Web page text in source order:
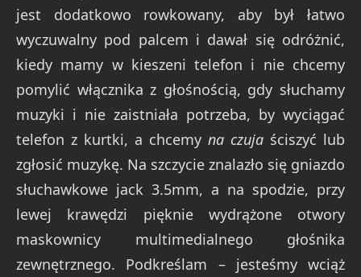
jest dodatkowo rowkowany, aby był łatwo
wyczuwalny pod palcem i dawał się odróżnić,
kiedy mamy w kieszeni telefon i nie chcemy
pomylić włącznika z głośnością, gdy słuchamy
muzyki i nie zaistniała potrzeba, by wyciągać
telefon z kurtki, a chcemy na czuja ściszyć lub
zgłosić muzykę. Na szczycie znalazło się gniazdo
słuchawkowe jack 3.5mm, a na spodzie, przy
lewej krawędzi pięknie wydrążone otwory
maskownicy multimedialnego głośnika
zewnętrznego. Podkreślam – jesteśmy wciąż